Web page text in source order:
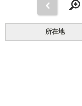
所在地